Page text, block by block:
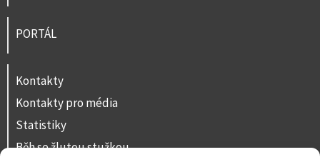
PORTÁL
Kontakty
Kontakty pro média
Statistiky
Běh se žlutou stužkou